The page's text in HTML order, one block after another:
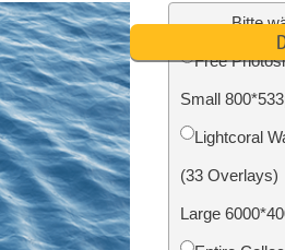
Foto-Restaurierung
Video-Overlays
Bitte
Free
Small
Lightcoral
(33 Overlays)
Large